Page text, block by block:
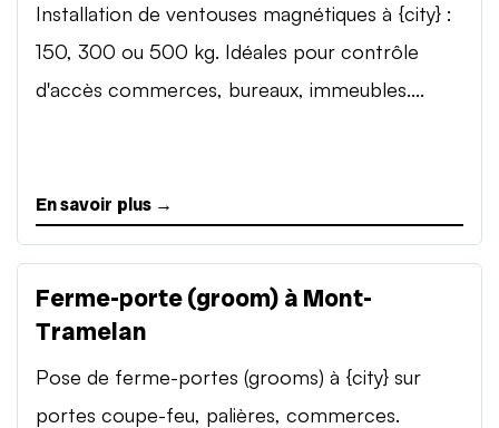
Installation de ventouses magnétiques à {city} :
150, 300 ou 500 kg. Idéales pour contrôle
d'accès commerces, bureaux, immeubles....
En savoir plus →
Ferme-porte (groom) à Mont-
Tramelan
Pose de ferme-portes (grooms) à {city} sur
portes coupe-feu, palières, commerces.